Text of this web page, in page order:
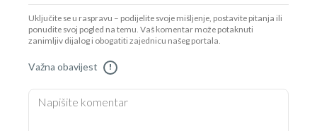
Uključite se u raspravu – podijelite svoje mišljenje, postavite pitanja ili
ponudite svoj pogled na temu. Vaš komentar može potaknuti
zanimljiv dijalog i obogatiti zajednicu našeg portala.
Važna obavijest !